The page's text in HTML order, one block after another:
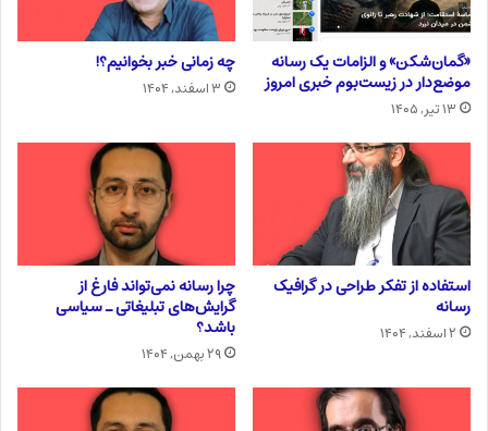
«گمان‌شکن» و الزامات یک رسانه
موضع‌دار در زیست‌بوم خبری امروز
۱۳ تیر, ۱۴۰۵
چه زمانی خبر بخوانیم؟!
۳ اسفند, ۱۴۰۴
استفاده از تفکر طراحی در گرافیک
رسانه
۲ اسفند, ۱۴۰۴
چرا رسانه نمی‌تواند فارغ از
گرایش‌های تبلیغاتی ـ سیاسی
باشد؟
۲۹ بهمن, ۱۴۰۴